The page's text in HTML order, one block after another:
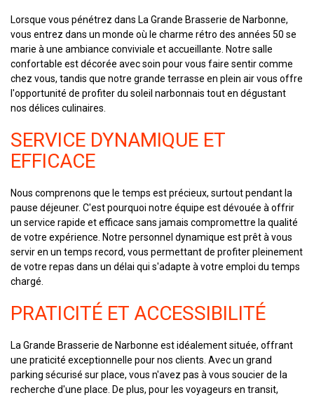
Lorsque vous pénétrez dans La Grande Brasserie de Narbonne,
vous entrez dans un monde où le charme rétro des années 50 se
marie à une ambiance conviviale et accueillante. Notre salle
confortable est décorée avec soin pour vous faire sentir comme
chez vous, tandis que notre grande terrasse en plein air vous offre
l'opportunité de profiter du soleil narbonnais tout en dégustant
nos délices culinaires.
SERVICE DYNAMIQUE ET
EFFICACE
Nous comprenons que le temps est précieux, surtout pendant la
pause déjeuner. C'est pourquoi notre équipe est dévouée à offrir
un service rapide et efficace sans jamais compromettre la qualité
de votre expérience. Notre personnel dynamique est prêt à vous
servir en un temps record, vous permettant de profiter pleinement
de votre repas dans un délai qui s'adapte à votre emploi du temps
chargé.
PRATICITÉ ET ACCESSIBILITÉ
La Grande Brasserie de Narbonne est idéalement située, offrant
une praticité exceptionnelle pour nos clients. Avec un grand
parking sécurisé sur place, vous n'avez pas à vous soucier de la
recherche d'une place. De plus, pour les voyageurs en transit,